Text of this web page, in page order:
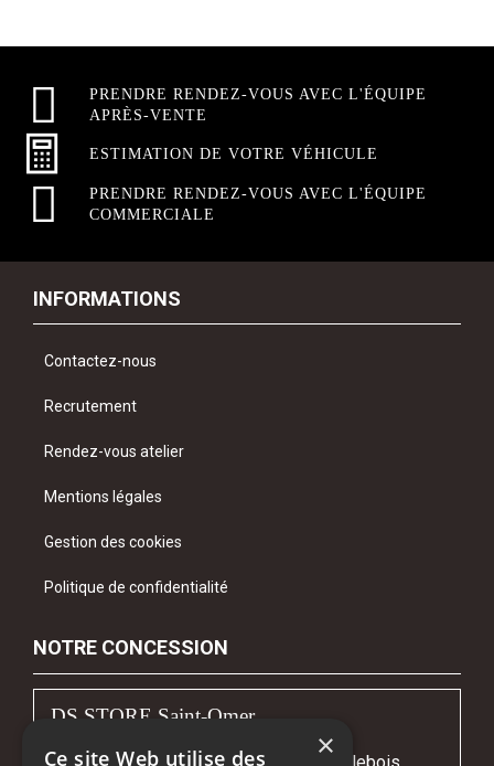
PRENDRE RENDEZ-VOUS AVEC L'ÉQUIPE
APRÈS-VENTE
ESTIMATION DE VOTRE VÉHICULE
PRENDRE RENDEZ-VOUS AVEC L'ÉQUIPE
COMMERCIALE
INFORMATIONS
Contactez-nous
Recrutement
Rendez-vous atelier
Mentions légales
Gestion des cookies
Politique de confidentialité
NOTRE CONCESSION
DS STORE Saint-Omer
×
Ce site Web utilise des